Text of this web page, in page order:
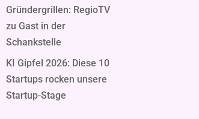
Gründergrillen: RegioTV
zu Gast in der
Schankstelle
KI Gipfel 2026: Diese 10
Startups rocken unsere
Startup-Stage